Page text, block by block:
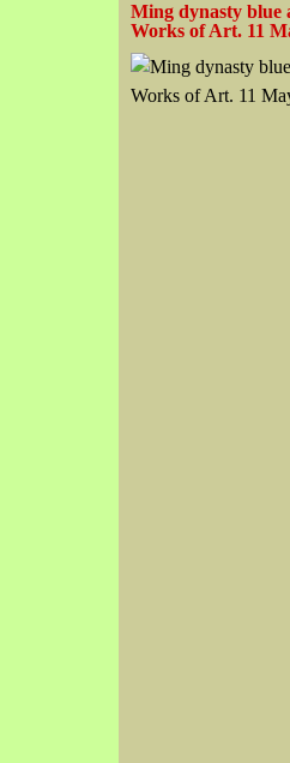
Ming dynasty blue
Works of Art. 11